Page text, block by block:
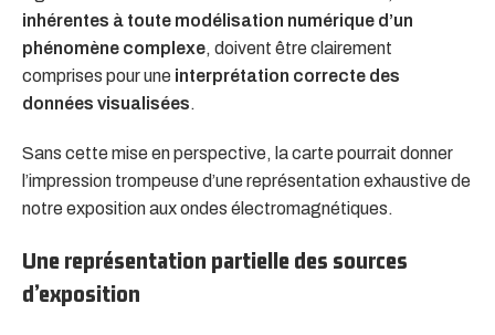
inhérentes à toute modélisation numérique d’un
phénomène complexe, doivent être clairement
comprises pour une interprétation correcte des
données visualisées.
Sans cette mise en perspective, la carte pourrait donner
l’impression trompeuse d’une représentation exhaustive de
notre exposition aux ondes électromagnétiques.
Une représentation partielle des sources
d’exposition